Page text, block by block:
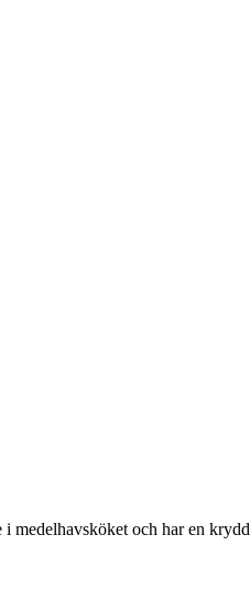
medelhavsköket och har en